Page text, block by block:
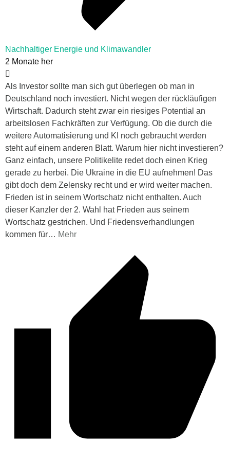
Nachhaltiger Energie und Klimawandler
2 Monate her
Als Investor sollte man sich gut überlegen ob man in
Deutschland noch investiert. Nicht wegen der rückläufigen
Wirtschaft. Dadurch steht zwar ein riesiges Potential an
arbeitslosen Fachkräften zur Verfügung. Ob die durch die
weitere Automatisierung und KI noch gebraucht werden
steht auf einem anderen Blatt. Warum hier nicht investieren?
Ganz einfach, unsere Politikelite redet doch einen Krieg
gerade zu herbei. Die Ukraine in die EU aufnehmen! Das
gibt doch dem Zelensky recht und er wird weiter machen.
Frieden ist in seinem Wortschatz nicht enthalten. Auch
dieser Kanzler der 2. Wahl hat Frieden aus seinem
Wortschatz gestrichen. Und Friedensverhandlungen
kommen für… Mehr